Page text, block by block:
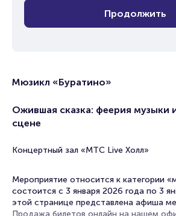
Продолжить
Мюзикл «Буратино»
Ожившая сказка: феерия музыки
сцене
Концертный зал «МТС Live Холл»
Мероприятие относится к категории
состоится с 3 января 2026 года по 3
этой странице представлена афиша
Продажа билетов онлайн на нашем